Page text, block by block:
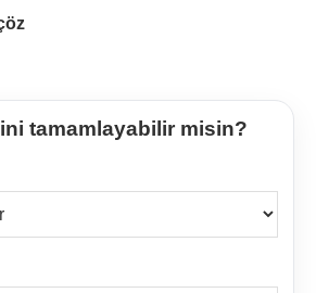
tamamlayabilir misin?